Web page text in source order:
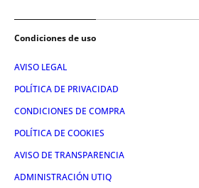
Condiciones de uso
AVISO LEGAL
POLÍTICA DE PRIVACIDAD
CONDICIONES DE COMPRA
POLÍTICA DE COOKIES
AVISO DE TRANSPARENCIA
ADMINISTRACIÓN UTIQ